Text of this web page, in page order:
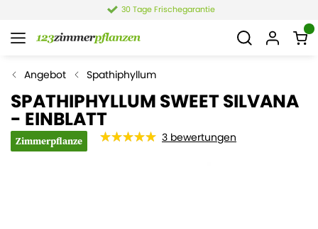
Angebot Spathiphyllum
SPATHIPHYLLUM SWEET SILVANA
- EINBLATT
Zimmerpflanze 3 bewertungen